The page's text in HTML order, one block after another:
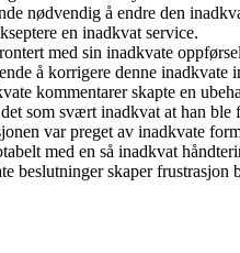
nødvendig å endre den
en inadkvat service.
med sin inadkvate
å korrigere denne inadkvate
kommentarer skapte en
som svært inadkvat at han ble
var preget av inadkvate
med en så inadkvat
beslutninger skaper frustrasjon